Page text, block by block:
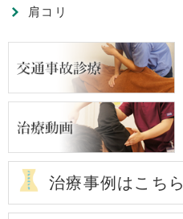
肩コリ
治療事例はこちら